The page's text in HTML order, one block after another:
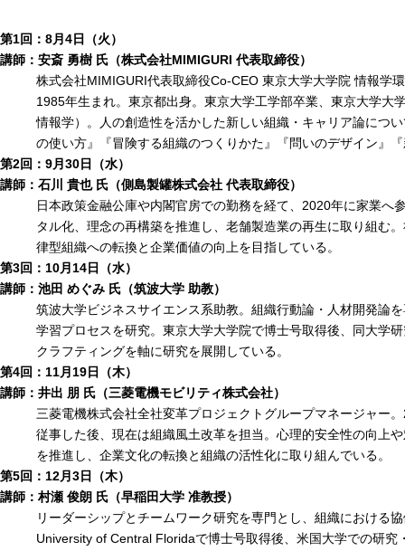
第1回：8月4日（火）
講師：安斎 勇樹 氏（株式会社MIMIGURI 代表取締役）
株式会社MIMIGURI代表取締役Co-CEO 東京大学大学院 情報学
1985年生まれ。東京都出身。東京大学工学部卒業、東京大学大
情報学）。人の創造性を活かした新しい組織・キャリア論につ
の使い方』『冒険する組織のつくりかた』『問いのデザイン』
第2回：9月30日（水）
講師：石川 貴也 氏（側島製罐株式会社 代表取締役）
日本政策金融公庫や内閣官房での勤務を経て、2020年に家業へ
タル化、理念の再構築を推進し、老舗製造業の再生に取り組む
律型組織への転換と企業価値の向上を目指している。
第3回：10月14日（水）
講師：池田 めぐみ 氏（筑波大学 助教）
筑波大学ビジネスサイエンス系助教。組織行動論・人材開発論
学習プロセスを研究。東京大学大学院で博士号取得後、同大学
クラフティングを軸に研究を展開している。
第4回：11月19日（木）
講師：井出 朋 氏（三菱電機モビリティ株式会社）
三菱電機株式会社全社変革プロジェクトグループマネージャー
従事した後、現在は組織風土改革を担当。心理的安全性の向上
を推進し、企業文化の転換と組織の活性化に取り組んでいる。
第5回：12月3日（木）
講師：村瀬 俊朗 氏（早稲田大学 准教授）
リーダーシップとチームワーク研究を専門とし、組織における
University of Central Floridaで博士号取得後、米国大学での研